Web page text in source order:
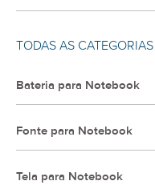
TODAS AS CATEGORIAS
Bateria para Notebook
Fonte para Notebook
Tela para Notebook